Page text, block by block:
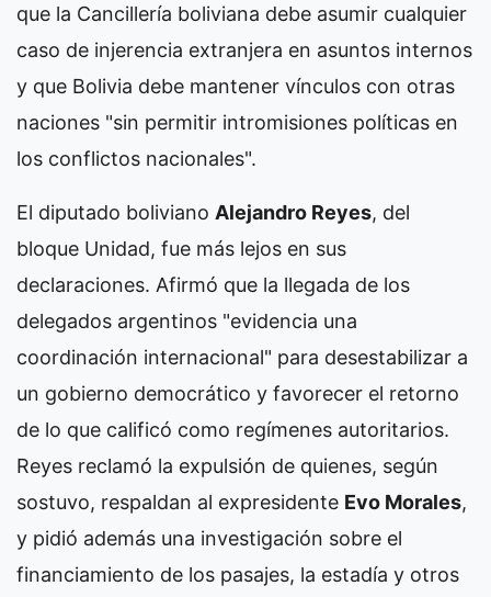
que la Cancillería boliviana debe asumir cualquier
caso de injerencia extranjera en asuntos internos
y que Bolivia debe mantener vínculos con otras
naciones "sin permitir intromisiones políticas en
los conflictos nacionales".
El diputado boliviano Alejandro Reyes, del
bloque Unidad, fue más lejos en sus
declaraciones. Afirmó que la llegada de los
delegados argentinos "evidencia una
coordinación internacional" para desestabilizar a
un gobierno democrático y favorecer el retorno
de lo que calificó como regímenes autoritarios.
Reyes reclamó la expulsión de quienes, según
sostuvo, respaldan al expresidente Evo Morales,
y pidió además una investigación sobre el
financiamiento de los pasajes, la estadía y otros